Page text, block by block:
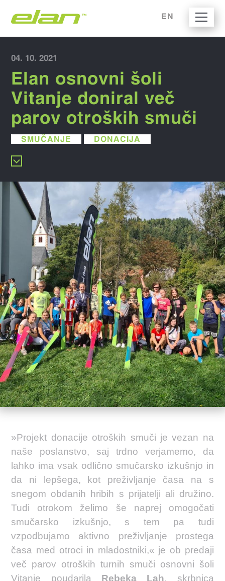
EN
04. 10. 2021
Elan osnovni šoli
Vitanje doniral več
parov otroških smuči
SMUČANJE DONACIJA
»Projekt donacije otroških smuči je vezan na
naše poslanstvo, saj trdno verjamemo, da
lahko ima vsak odlično smučarsko izkušnjo in
da ni lepšega, kot preživljanje časa na s
snegom obdanih hribih s prijatelji ali družino.
Tudi otrokom želimo še naprej omogočati
smučarsko izkušnjo, s tem pa tudi
vzpodbujamo aktivno preživljanje prostega
časa med otroci in mladostniki,« je ob predaji
več parov otroških turnih smuči osnovni šoli
Vitanje poudarila Rebeka Lah, skrbnica